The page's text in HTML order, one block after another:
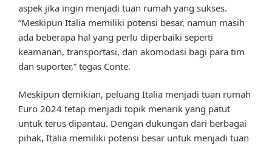
aspek jika ingin menjadi tuan rumah yang sukses.
“Meskipun Italia memiliki potensi besar, namun masih
ada beberapa hal yang perlu diperbaiki seperti
keamanan, transportasi, dan akomodasi bagi para tim
dan suporter,” tegas Conte.
Meskipun demikian, peluang Italia menjadi tuan rumah
Euro 2024 tetap menjadi topik menarik yang patut
untuk terus dipantau. Dengan dukungan dari berbagai
pihak, Italia memiliki potensi besar untuk menjadi tuan